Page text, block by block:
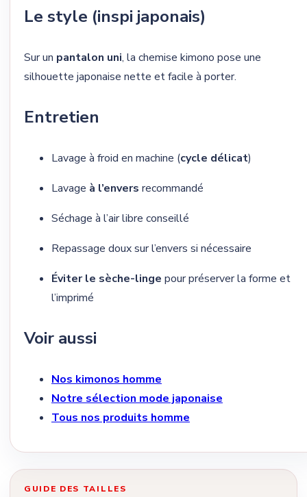
Le style (inspi japonais)
Sur un pantalon uni, la chemise kimono pose une
silhouette japonaise nette et facile à porter.
Entretien
Lavage à froid en machine (cycle délicat)
Lavage à l’envers recommandé
Séchage à l’air libre conseillé
Repassage doux sur l’envers si nécessaire
Éviter le sèche-linge pour préserver la forme et
l’imprimé
Voir aussi
Nos kimonos homme
Notre sélection mode japonaise
Tous nos produits homme
GUIDE DES TAILLES